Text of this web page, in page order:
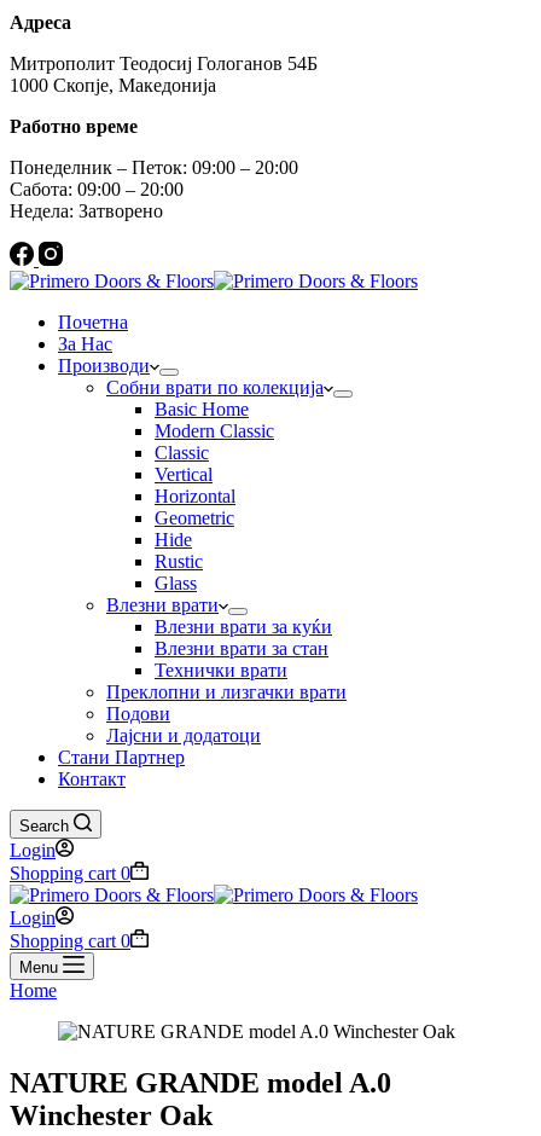
Адреса
Митрополит Теодосиј Гологанов 54Б
1000 Скопје, Македонија
Работно време
Понеделник – Петок: 09:00 – 20:00
Сабота: 09:00 – 20:00
Недела: Затворено
Почетна
За Нас
Производи
Собни врати по колекција
Basic Home
Modern Classic
Classic
Vertical
Horizontal
Geometric
Hide
Rustic
Glass
Влезни врати
Влезни врати за куќи
Влезни врати за стан
Технички врати
Преклопни и лизгачки врати
Подови
Лајсни и додатоци
Стани Партнер
Контакт
Search
Login
Shopping cart 0
Login
Shopping cart 0
Menu
Home
NATURE GRANDE model A.0
Winchester Oak